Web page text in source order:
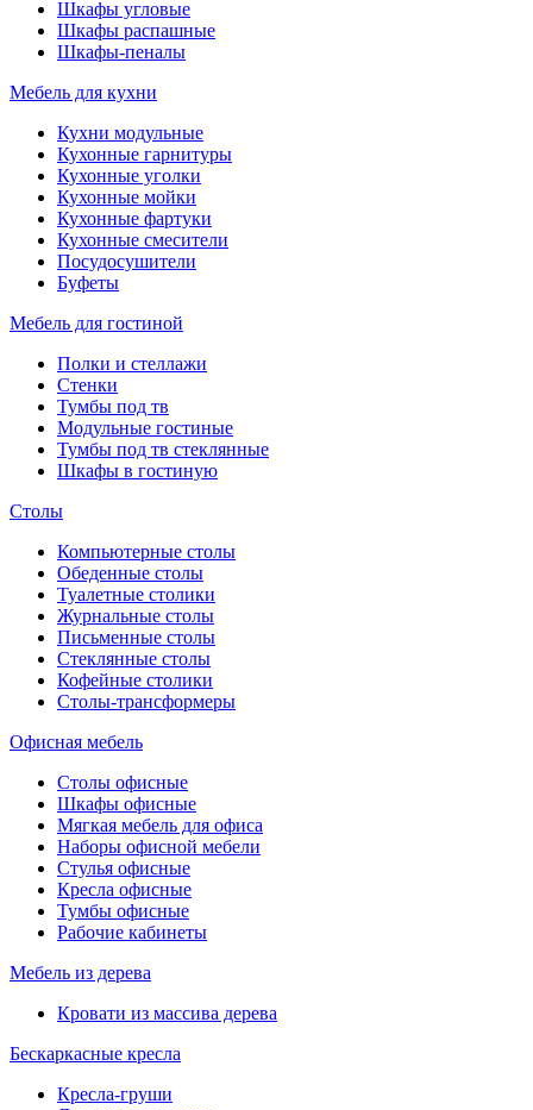
Шкафы угловые
Шкафы распашные
Шкафы-пеналы
Мебель для кухни
Кухни модульные
Кухонные гарнитуры
Кухонные уголки
Кухонные мойки
Кухонные фартуки
Кухонные смесители
Посудосушители
Буфеты
Мебель для гостиной
Полки и стеллажи
Стенки
Тумбы под тв
Модульные гостиные
Тумбы под тв стеклянные
Шкафы в гостиную
Столы
Компьютерные столы
Обеденные столы
Туалетные столики
Журнальные столы
Письменные столы
Стеклянные столы
Кофейные столики
Столы-трансформеры
Офисная мебель
Столы офисные
Шкафы офисные
Мягкая мебель для офиса
Наборы офисной мебели
Стулья офисные
Кресла офисные
Тумбы офисные
Рабочие кабинеты
Мебель из дерева
Кровати из массива дерева
Бескаркасные кресла
Кресла-груши